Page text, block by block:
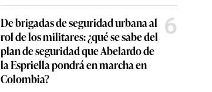
De brigadas de seguridad urbana al
rol de los militares: ¿qué se sabe del
plan de seguridad que Abelardo de
la Espriella pondrá en marcha en
Colombia?
6